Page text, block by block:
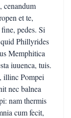
cenandum
et te,
pedes. Si
Phillyrides
Memphitica
iuuenca, tuis.
illinc Pompei
nec balnea
nam thermis
cum fecit,